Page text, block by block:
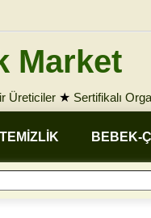
Market
Üreticiler ★ Sertifikalı
TEMİZLİK BEBEK-